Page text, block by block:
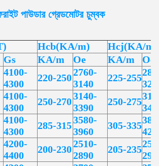
পাউডার গ্রেডমোটর চুম্বক
Hcb(KA/m)
Hcj(KA/m)
Gs KA/m Oe KA/m
Oe
4100-
4300
220-2502760-
3140
225-255
4100-
4300
250-2703140-
3390
250-275
4100-
4300
285-3153580-
3960
305-335
4200-
4400
200-2302510-
2890
205-235